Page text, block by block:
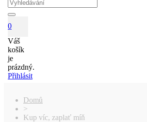
0
Váš
košík
je
prázdný.
Přihlásit
Domů
>
Kup víc, zaplať míň